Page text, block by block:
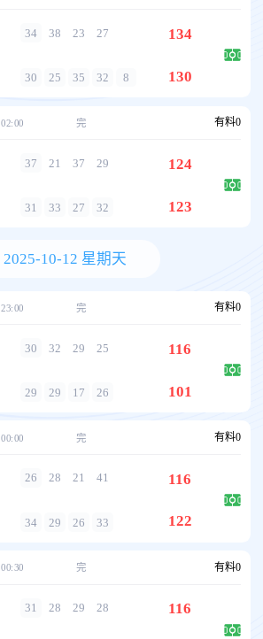
34 38 23 27
30 25 35 32 8
134
130
02:00 完 有料0
37 21 37 29
31 33 27 32
124
123
2025-10-12 星期天
23:00 完 有料0
30 32 29 25
29 29 17 26
116
101
00:00 完 有料0
26 28 21 41
34 29 26 33
116
122
00:30 完 有料0
31 28 29 28 116